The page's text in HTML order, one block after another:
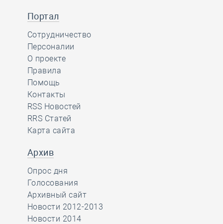
Портал
Сотрудничество
Персоналии
О проекте
Правила
Помощь
Контакты
RSS Новостей
RRS Статей
Карта сайта
Архив
Опрос дня
Голосования
Архивный сайт
Новости 2012-2013
Новости 2014